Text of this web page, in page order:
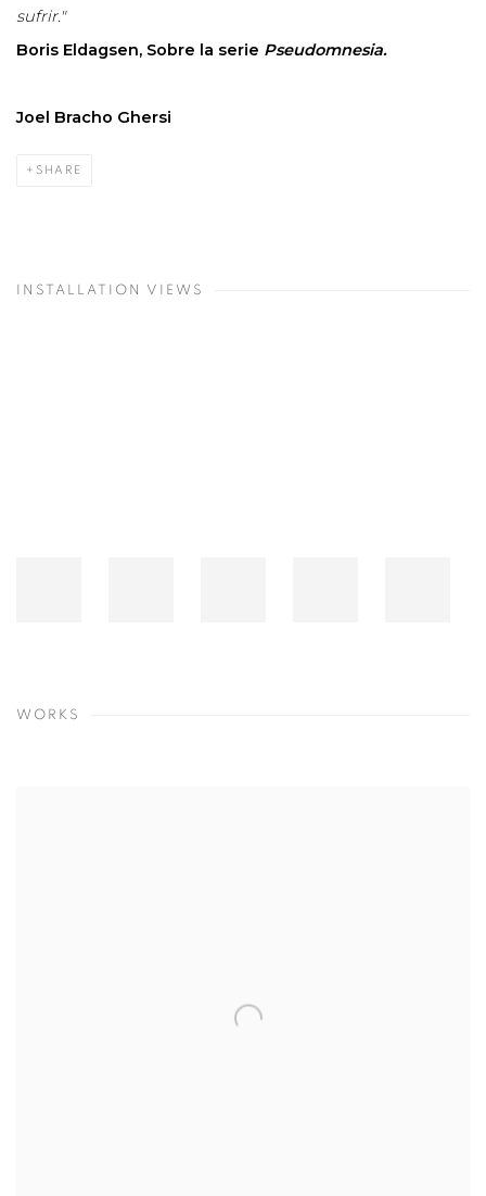
sufrir."
Boris Eldagsen, Sobre la serie Pseudomnesia.
Joel Bracho Ghersi
SHARE
INSTALLATION VIEWS
WORKS